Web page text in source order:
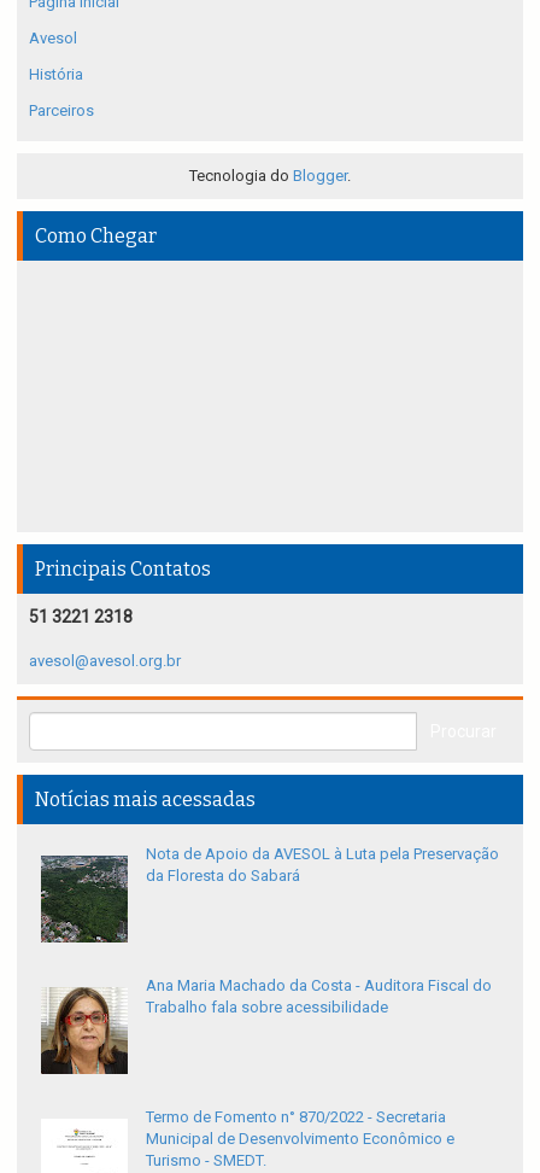
Avesol
História
Parceiros
Tecnologia do Blogger.
Como Chegar
Principais Contatos
51 3221 2318
avesol@avesol.org.br
Notícias mais acessadas
Nota de Apoio da AVESOL à Luta pela Preservação
da Floresta do Sabará
Ana Maria Machado da Costa - Auditora Fiscal do
Trabalho fala sobre acessibilidade
Termo de Fomento n° 870/2022 - Secretaria
Municipal de Desenvolvimento Econômico e
Turismo - SMEDT.